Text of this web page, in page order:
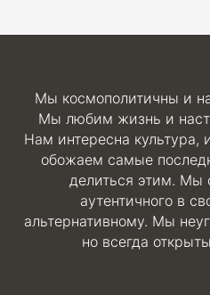
Мы космополитичны и
Мы любим жизнь и
Нам интересна
обожаем самые
делиться этим. Мы
аутентичного в
альтернативному. Мы
но всегда